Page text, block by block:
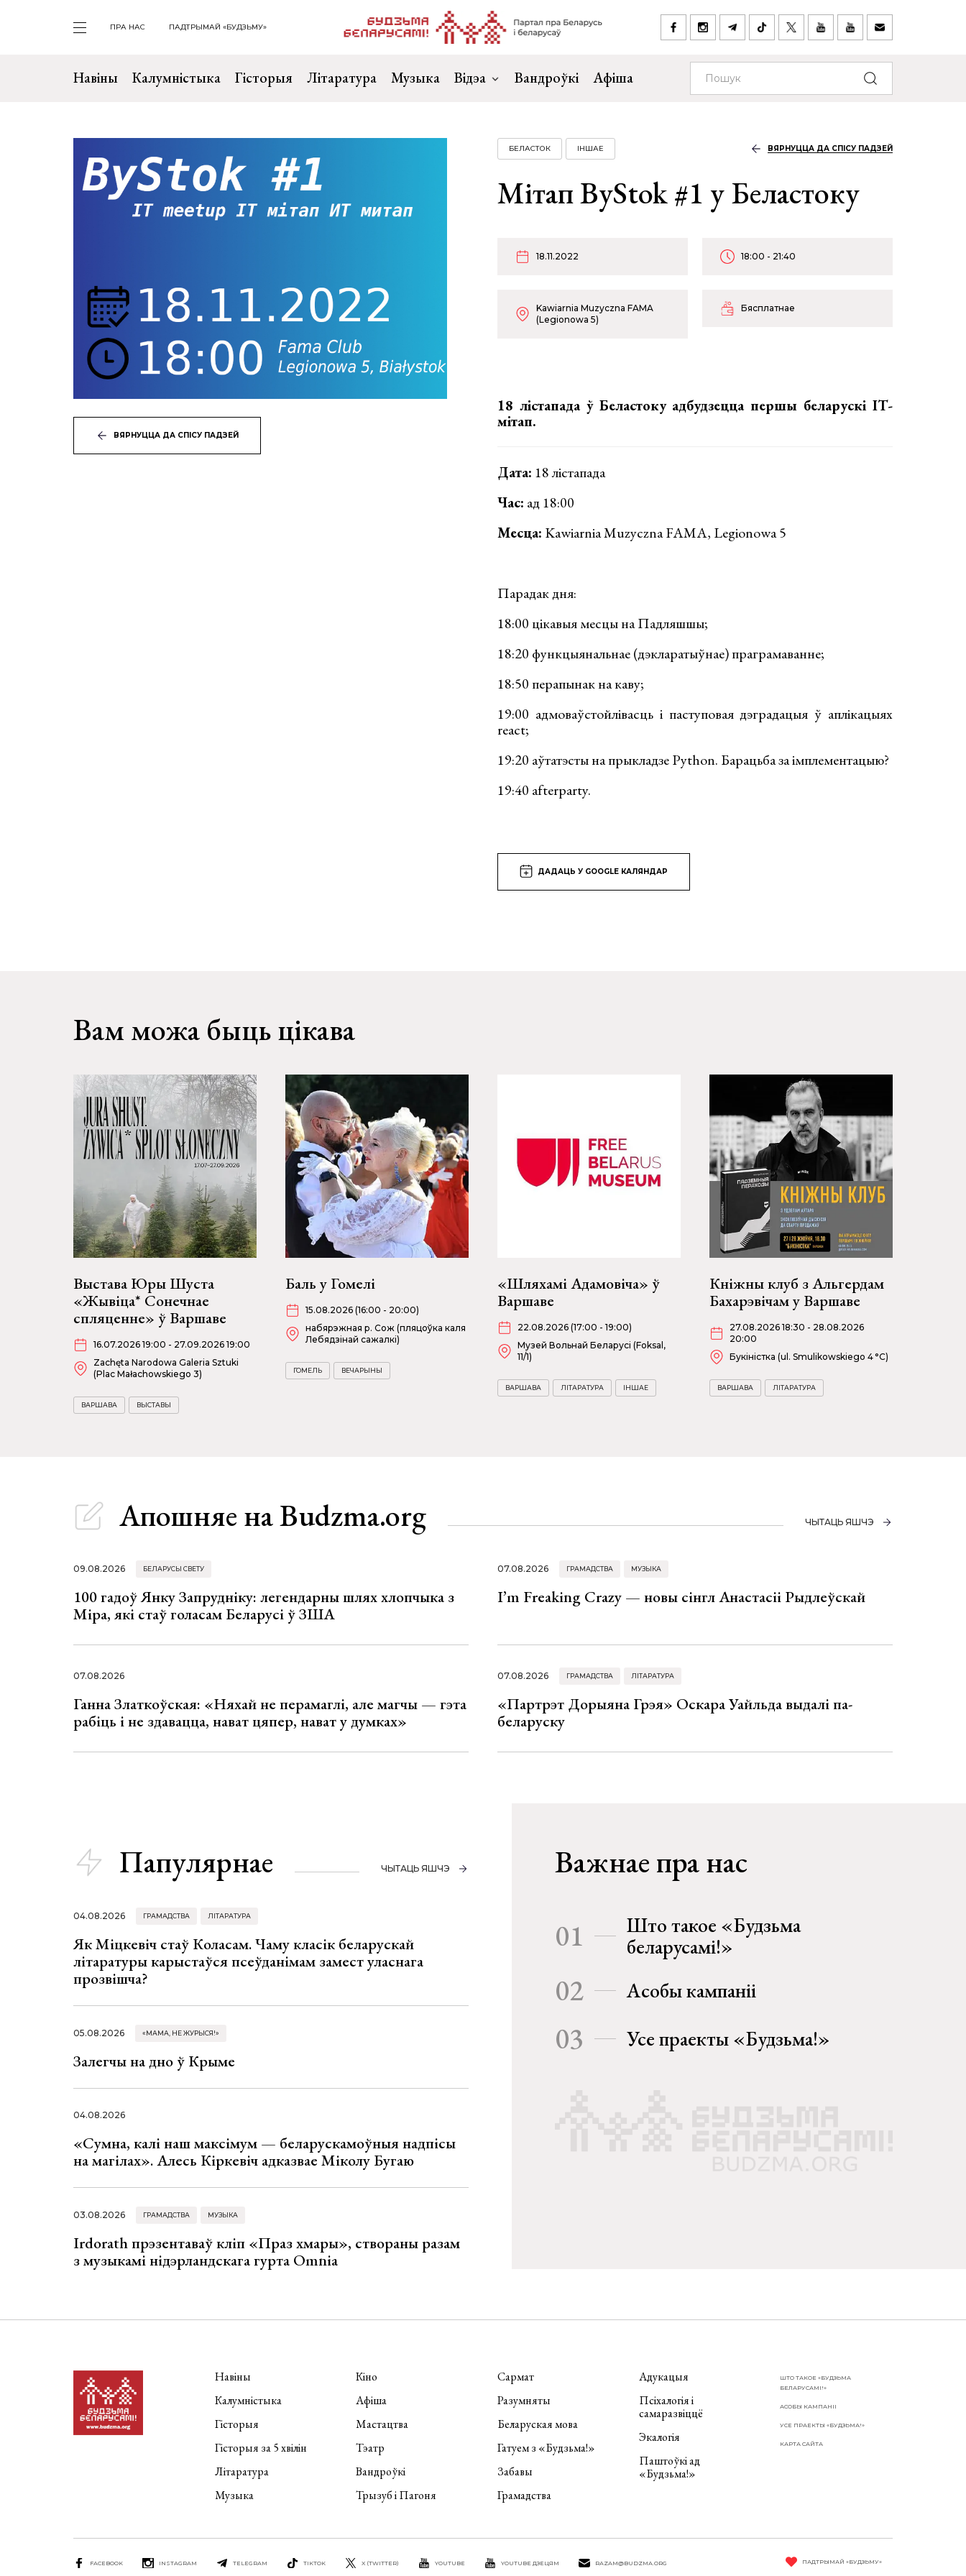
ПРА НАС ПАДТРЫМАЙ «БУДЗЬМУ»
Навіны Калумністыка Гісторыя Літаратура Музыка Відэа Вандроўкі Афіша
ВЯРНУЦЦА ДА СПІСУ ПАДЗЕЙ
БЕЛАСТОК ІНШАЕ ВЯРНУЦЦА ДА СПІСУ ПАДЗЕЙ
Мітап ByStok #1 у Беластоку
18.11.2022 18:00 - 21:40
Kawiarnia Muzyczna FAMA
(Legionowa 5)
Бясплатнае
18 лістапада ў Беластоку адбудзецца першы беларускі IT-
мітап.
Дата: 18 лістапада
Час: ад 18:00
Месца: Kawiarnia Muzyczna FAMA, Legionowa 5
Парадак дня:
18:00 цікавыя месцы на Падляшшы;
18:20 функцыянальнае (дэкларатыўнае) праграмаванне;
18:50 перапынак на каву;
19:00 адмоваўстойлівасць і паступовая дэградацыя ў аплікацыях
react;
19:20 аўтатэсты на прыкладзе Python. Барацьба за імплементацыю?
19:40 afterparty.
ДАДАЦЬ У GOOGLE КАЛЯНДАР
Вам можа быць цікава
Выстава Юры Шуста
«Жывіца* Сонечнае
спляценне» ў Варшаве
16.07.2026 19:00 - 27.09.2026 19:00
Zachęta Narodowa Galeria Sztuki
(Plac Małachowskiego 3)
ВАРШАВА ВЫСТАВЫ
Баль у Гомелі
15.08.2026 (16:00 - 20:00)
набярэжная р. Сож (пляцоўка каля
Лебядзінай сажалкі)
ГОМЕЛЬ ВЕЧАРЫНЫ
«Шляхамі Адамовіча» ў
Варшаве
22.08.2026 (17:00 - 19:00)
Музей Вольнай Беларусі (Foksal,
11/1)
ВАРШАВА ЛІТАРАТУРА ІНШАЕ
Кніжны клуб з Альгердам
Бахарэвічам у Варшаве
27.08.2026 18:30 - 28.08.2026
20:00
Букіністка (ul. Smulikowskiego 4 °C)
ВАРШАВА ЛІТАРАТУРА
Апошняе на Budzma.org ЧЫТАЦЬ ЯШЧЭ
09.08.2026 БЕЛАРУСЫ СВЕТУ
100 гадоў Янку Запрудніку: легендарны шлях хлопчыка з
Міра, які стаў голасам Беларусі ў ЗША
07.08.2026 ГРАМАДСТВА МУЗЫКА
I’m Freaking Crazy — новы сінгл Анастасіі Рыдлеўскай
07.08.2026
Ганна Златкоўская: «Няхай не перамаглі, але магчы — гэта
рабіць і не здавацца, нават цяпер, нават у думках»
07.08.2026 ГРАМАДСТВА ЛІТАРАТУРА
«Партрэт Дорыяна Грэя» Оскара Уайльда выдалі па-
беларуску
Папулярнае ЧЫТАЦЬ ЯШЧЭ
04.08.2026 ГРАМАДСТВА ЛІТАРАТУРА
Як Міцкевіч стаў Коласам. Чаму класік беларускай
літаратуры карыстаўся псеўданімам замест уласнага
прозвішча?
05.08.2026 «МАМА, НЕ ЖУРЫСЯ!»
Залегчы на дно ў Крыме
04.08.2026
«Сумна, калі наш максімум — беларускамоўныя надпісы
на магілах». Алесь Кіркевіч адказвае Міколу Бугаю
03.08.2026 ГРАМАДСТВА МУЗЫКА
Irdorath прэзентаваў кліп «Праз хмары», створаны разам
з музыкамі нідэрландскага гурта Omnia
Важнае пра нас
01
Што такое «Будзьма
беларусамі!»
02 Асобы кампаніі
03 Усе праекты «Будзьма!»
Навіны
Калумністыка
Гісторыя
Гісторыя за 5 хвілін
Літаратура
Музыка
Кіно
Афіша
Мастацтва
Тэатр
Вандроўкі
Трызуб і Пагоня
Сармат
Разумняты
Беларуская мова
Гатуем з «Будзьма!»
Забавы
Грамадства
Адукацыя
Псіхалогія і
самаразвіццё
Экалогія
Паштоўкі ад
«Будзьма!»
ШТО ТАКОЕ «БУДЗЬМА
БЕЛАРУСАМІ!»
АСОБЫ КАМПАНІІ
УСЕ ПРАЕКТЫ «БУДЗЬМА!»
КАРТА САЙТА
FACEBOOK INSTAGRAM TELEGRAM TIKTOK X (TWITTER) YOUTUBE YOUTUBE ДЗЕЦЯМ RAZAM@BUDZMA.ORG ПАДТРЫМАЙ «БУДЗЬМУ»